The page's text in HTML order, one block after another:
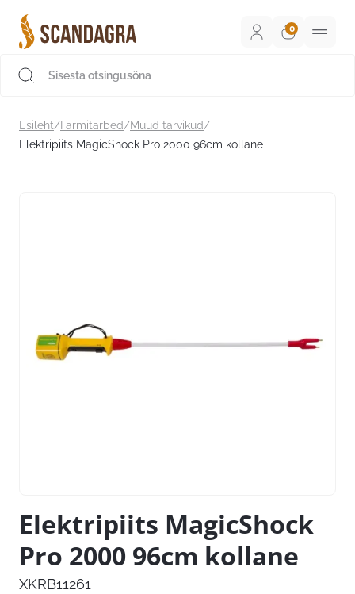
sisu
juurde
Esileht/Farmitarbed/Muud tarvikud/
Elektripiits MagicShock Pro 2000 96cm kollane
Elektripiits MagicShock
Pro 2000 96cm kollane
XKRB11261